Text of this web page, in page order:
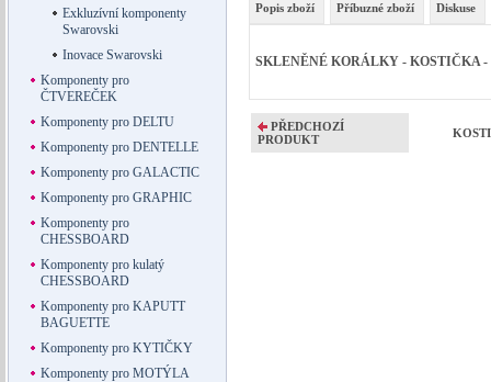
Exkluzívní komponenty
Swarovski
Inovace Swarovski
Komponenty pro
ČTVEREČEK
Komponenty pro DELTU
Komponenty pro DENTELLE
Komponenty pro GALACTIC
Komponenty pro GRAPHIC
Komponenty pro
CHESSBOARD
Komponenty pro kulatý
CHESSBOARD
Komponenty pro KAPUTT
BAGUETTE
Komponenty pro KYTIČKY
Komponenty pro MOTÝLA
Popis zboží Příbuzné zboží Diskuse
SKLENĚNÉ KORÁLKY - KOSTIČKA -
PŘEDCHOZÍ
PRODUKT